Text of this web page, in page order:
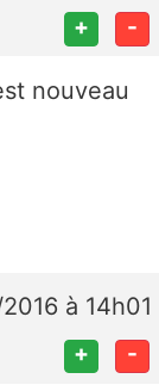
+ -
nouveau
à 14h01
+ -